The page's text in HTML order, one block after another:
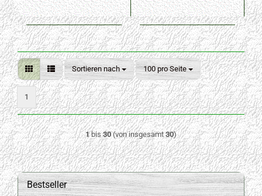
Sortieren nach
Sortieren nach 100 pro Seite
pro Seite
1
1bis30(von insgesamt30)
Bestseller